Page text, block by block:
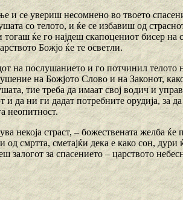
и се увериш несомнено во твоето
со телото, и ќе се избавиш од
ќе го најдеш скапоцениот бисер на
Божјо ќе те осветли.
на послушанието и го потчинил телото
на Божјото Слово и на Законот,
тие треба да имаат свој водич и
и да ни ги дадат потребните орудија, за
неопитност.
некоја страст, – божествената желба ќе
смртта, сметајќи дека е како сон,
залогот за спасението – царството